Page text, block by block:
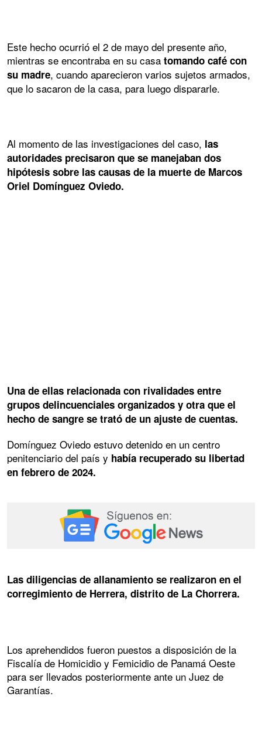
Este hecho ocurrió el 2 de mayo del presente año,
mientras se encontraba en su casa tomando café con
su madre, cuando aparecieron varios sujetos armados,
que lo sacaron de la casa, para luego dispararle.
Al momento de las investigaciones del caso, las
autoridades precisaron que se manejaban dos
hipótesis sobre las causas de la muerte de Marcos
Oriel Domínguez Oviedo.
Una de ellas relacionada con rivalidades entre
grupos delincuenciales organizados y otra que el
hecho de sangre se trató de un ajuste de cuentas.
Domínguez Oviedo estuvo detenido en un centro
penitenciario del país y había recuperado su libertad
en febrero de 2024.
Las diligencias de allanamiento se realizaron en el
corregimiento de Herrera, distrito de La Chorrera.
Los aprehendidos fueron puestos a disposición de la
Fiscalía de Homicidio y Femicidio de Panamá Oeste
para ser llevados posteriormente ante un Juez de
Garantías.